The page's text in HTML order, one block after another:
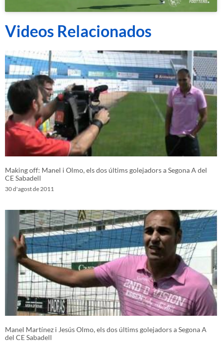
Videos Relacionados
Making off: Manel i Olmo, els dos últims golejadors a Segona A del
CE Sabadell
30 d'agost de 2011
Manel Martínez i Jesús Olmo, els dos últims golejadors a Segona A
del CE Sabadell